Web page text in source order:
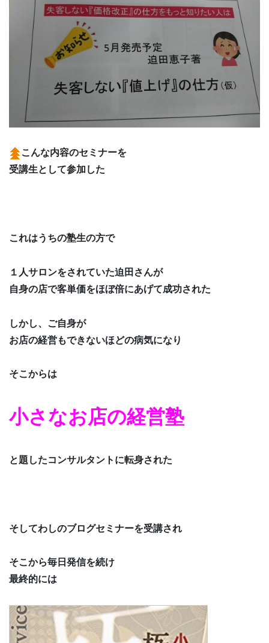
こんな内容のセミナーを
受講生として参加した
これはうちの塾生の方で
１人サロンをされていた迫田さんが
自身の店で客単価をほぼ倍にあげて成功された
しかし、ご自身が
お店の経営もできないほどの病気になり
そこからは
小さなお店の経営塾
と題したコンサルタントに転身された
そしてわしのブログセミナーを受講され
そこから毎日発信を続け
最終的には